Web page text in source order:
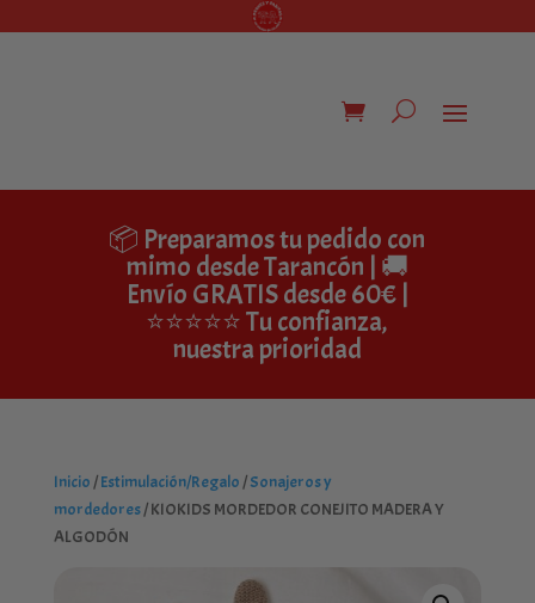
📦 Preparamos tu pedido con
mimo desde Tarancón | 🚚
Envío GRATIS desde 60€ |
⭐⭐⭐⭐⭐ Tu confianza,
nuestra prioridad
Inicio /Estimulación/Regalo /Sonajeros y
mordedores/ KIOKIDS MORDEDOR CONEJITO MADERA Y
ALGODÓN